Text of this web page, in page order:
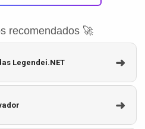
recomendados 🚀
Legendei.NET ➜
➜